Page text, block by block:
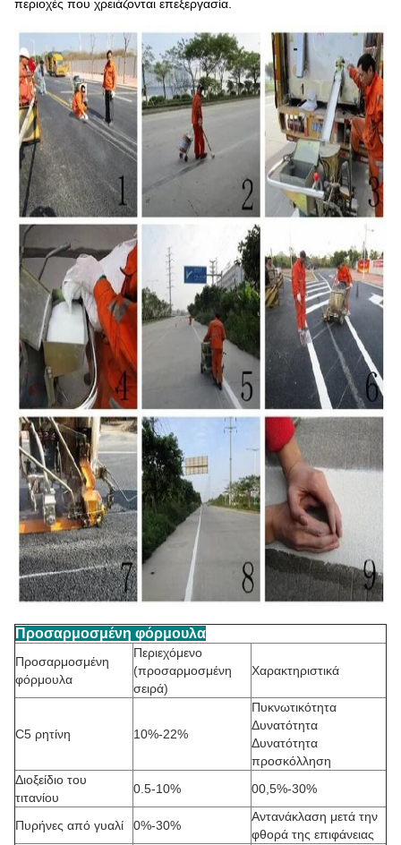
περιοχές που χρειάζονται επεξεργασία.
Προσαρμοσμένη φόρμουλα
Προσαρμοσμένη
φόρμουλα
Περιεχόμενο
(προσαρμοσμένη
σειρά)
Χαρακτηριστικά
C5 ρητίνη 10%-22%
Πυκνωτικότητα
Δυνατότητα
Δυνατότητα
προσκόλληση
Διοξείδιο του
τιτανίου
0.5-10% 00,5%-30%
Πυρήνες από γυαλί 0%-30%
Αντανάκλαση μετά την
φθορά της επιφάνειας